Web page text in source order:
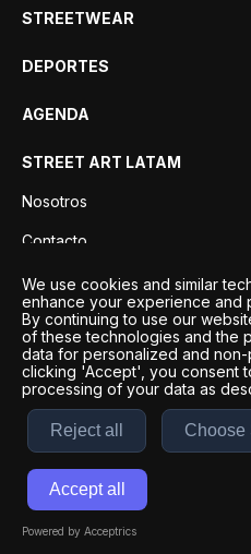
STREETWEAR
DEPORTES
AGENDA
STREET ART LATAM
Nosotros
Contacto
Privacidad
Desarrollo por
Términos y condiciones
We use cookies and similar
enhance your experience and
By continuing to use our
of these technologies and the
data for personalized and
clicking 'Accept', you consent
processing of your data as
Reject all Choose
Accept all
Powered by Acceptrics